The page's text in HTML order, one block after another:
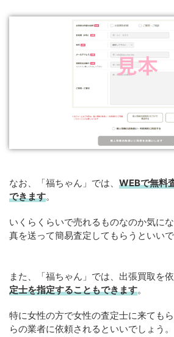
なお、「福ちゃん」では、 WEBで無料
できます。
いくらくらいで売れるものなのか気に
真を送って簡易査定してもらうといいで
また、「福ちゃん」では、出張買取を
定士を指定することもできます。
特に女性の方で女性の査定士に来ても
らの業者に依頼されるといいでしょう。